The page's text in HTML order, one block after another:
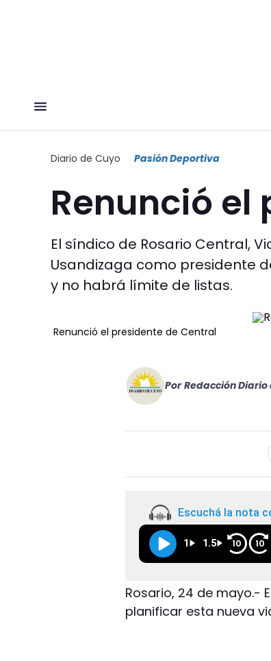
Diario de Cuyo Pasión Deportiva
Renunció el
El síndico de Rosario Central,
Usandizaga como presidente
y no habrá límite de listas.
Renunció el presidente de Central
Por Redacción Diario
Escuchá la nota
1 1.5 10 10
Rosario, 24 de mayo.-
planificar esta nueva